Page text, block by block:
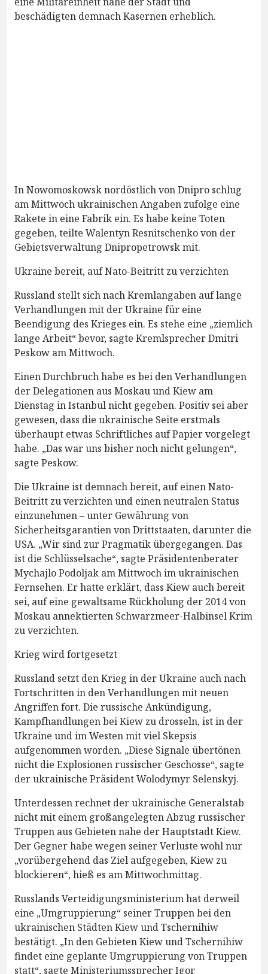
beschädigten demnach Kasernen erheblich.
In Nowomoskowsk nordöstlich von Dnipro schlug
am Mittwoch ukrainischen Angaben zufolge eine
Rakete in eine Fabrik ein. Es habe keine Toten
gegeben, teilte Walentyn Resnitschenko von der
Gebietsverwaltung Dnipropetrowsk mit.
Ukraine bereit, auf Nato-Beitritt zu verzichten
Russland stellt sich nach Kremlangaben auf lange
Verhandlungen mit der Ukraine für eine
Beendigung des Krieges ein. Es stehe eine „ziemlich
lange Arbeit“ bevor, sagte Kremlsprecher Dmitri
Peskow am Mittwoch.
Einen Durchbruch habe es bei den Verhandlungen
der Delegationen aus Moskau und Kiew am
Dienstag in Istanbul nicht gegeben. Positiv sei aber
gewesen, dass die ukrainische Seite erstmals
überhaupt etwas Schriftliches auf Papier vorgelegt
habe. „Das war uns bisher noch nicht gelungen“,
sagte Peskow.
Die Ukraine ist demnach bereit, auf einen Nato-
Beitritt zu verzichten und einen neutralen Status
einzunehmen – unter Gewährung von
Sicherheitsgarantien von Drittstaaten, darunter die
USA. „Wir sind zur Pragmatik übergegangen. Das
ist die Schlüsselsache“, sagte Präsidentenberater
Mychajlo Podoljak am Mittwoch im ukrainischen
Fernsehen. Er hatte erklärt, dass Kiew auch bereit
sei, auf eine gewaltsame Rückholung der 2014 von
Moskau annektierten Schwarzmeer-Halbinsel Krim
zu verzichten.
Krieg wird fortgesetzt
Russland setzt den Krieg in der Ukraine auch nach
Fortschritten in den Verhandlungen mit neuen
Angriffen fort. Die russische Ankündigung,
Kampfhandlungen bei Kiew zu drosseln, ist in der
Ukraine und im Westen mit viel Skepsis
aufgenommen worden. „Diese Signale übertönen
nicht die Explosionen russischer Geschosse“, sagte
der ukrainische Präsident Wolodymyr Selenskyj.
Unterdessen rechnet der ukrainische Generalstab
nicht mit einem großangelegten Abzug russischer
Truppen aus Gebieten nahe der Hauptstadt Kiew.
Der Gegner habe wegen seiner Verluste wohl nur
„vorübergehend das Ziel aufgegeben, Kiew zu
blockieren“, hieß es am Mittwochmittag.
Russlands Verteidigungsministerium hat derweil
eine „Umgruppierung“ seiner Truppen bei den
ukrainischen Städten Kiew und Tschernihiw
bestätigt. „In den Gebieten Kiew und Tschernihiw
findet eine geplante Umgruppierung von Truppen
statt“, sagte Ministeriumssprecher Igor